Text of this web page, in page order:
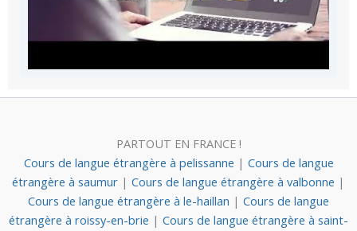
PARTOUT EN FRANCE !
Cours de langue étrangère à pelissanne | Cours de langue
étrangère à saumur | Cours de langue étrangère à valbonne |
Cours de langue étrangère à le-haillan | Cours de langue
étrangère à roissy-en-brie | Cours de langue étrangère à saint-